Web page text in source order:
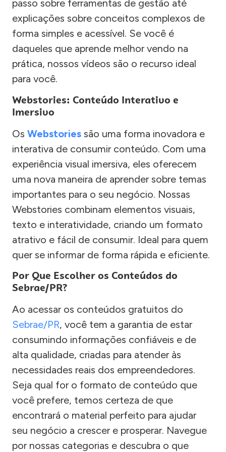
passo sobre ferramentas de gestão até
explicações sobre conceitos complexos de
forma simples e acessível. Se você é
daqueles que aprende melhor vendo na
prática, nossos vídeos são o recurso ideal
para você.
Webstories: Conteúdo Interativo e
Imersivo
Os Webstories são uma forma inovadora e
interativa de consumir conteúdo. Com uma
experiência visual imersiva, eles oferecem
uma nova maneira de aprender sobre temas
importantes para o seu negócio. Nossas
Webstories combinam elementos visuais,
texto e interatividade, criando um formato
atrativo e fácil de consumir. Ideal para quem
quer se informar de forma rápida e eficiente.
Por Que Escolher os Conteúdos do
Sebrae/PR?
Ao acessar os conteúdos gratuitos do
Sebrae/PR, você tem a garantia de estar
consumindo informações confiáveis e de
alta qualidade, criadas para atender às
necessidades reais dos empreendedores.
Seja qual for o formato de conteúdo que
você prefere, temos certeza de que
encontrará o material perfeito para ajudar
seu negócio a crescer e prosperar. Navegue
por nossas categorias e descubra o que